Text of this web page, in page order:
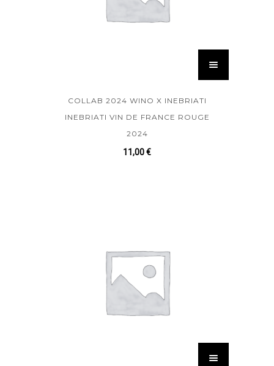
COLLAB 2024 WINO X INEBRIATI
INEBRIATI VIN DE FRANCE ROUGE
2024
11,00€